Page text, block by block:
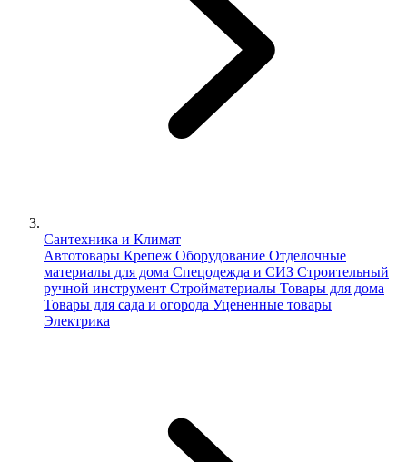
Сантехника и Климат
Автотовары Крепеж Оборудование Отделочные
материалы для дома Спецодежда и СИЗ Строительный
ручной инструмент Стройматериалы Товары для дома
Товары для сада и огорода Уцененные товары
Электрика